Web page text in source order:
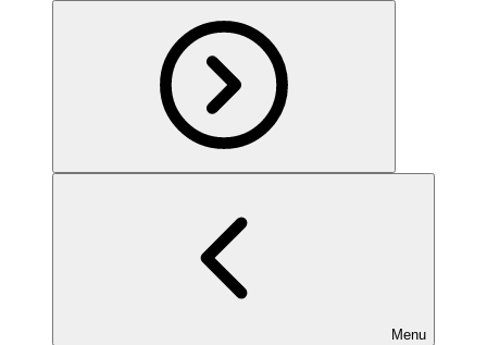
Menu